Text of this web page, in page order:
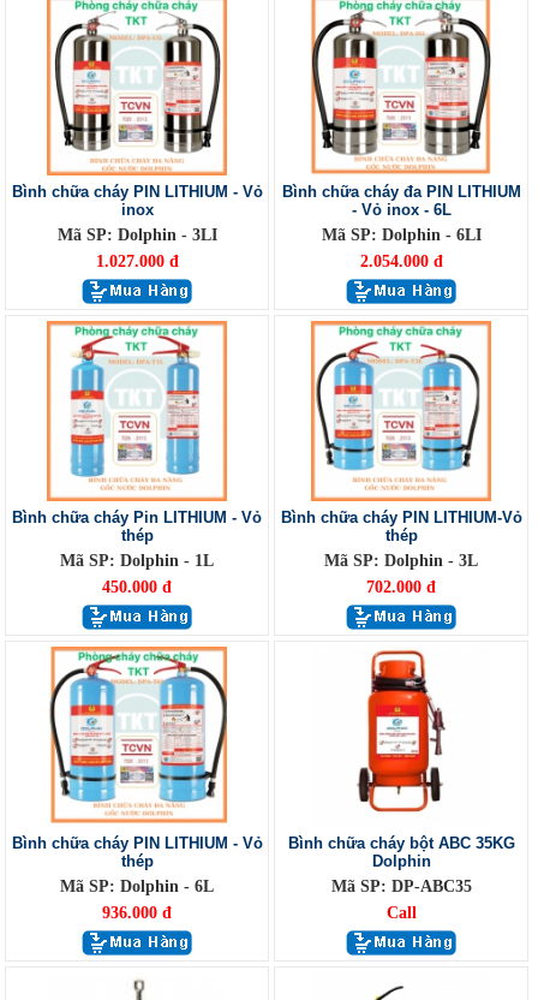
Bình chữa cháy PIN LITHIUM - Vỏ
inox
Mã SP: Dolphin - 3LI
1.027.000 đ
Bình chữa cháy đa PIN LITHIUM
- Vỏ inox - 6L
Mã SP: Dolphin - 6LI
2.054.000 đ
Bình chữa cháy Pin LITHIUM - Vỏ
thép
Mã SP: Dolphin - 1L
450.000 đ
Bình chữa cháy PIN LITHIUM-Vỏ
thép
Mã SP: Dolphin - 3L
702.000 đ
Bình chữa cháy PIN LITHIUM - Vỏ
thép
Mã SP: Dolphin - 6L
936.000 đ
Bình chữa cháy bột ABC 35KG
Dolphin
Mã SP: DP-ABC35
Call